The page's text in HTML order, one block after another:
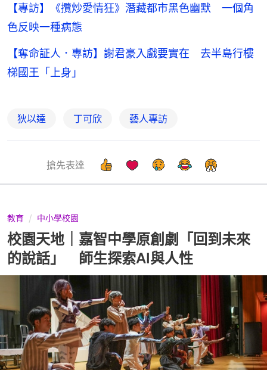
【專訪】《攬炒愛情狂》潛藏都市黑色幽默 一個角
色反映一種病態
【奪命証人．專訪】謝君豪入戲要實在 去半島行樓
梯國王「上身」
狄以達 丁可欣 藝人專訪
搶先表達
教育 中小學校園
校園天地｜嘉智中學原創劇「回到未來
的說話」 師生探索AI與人性